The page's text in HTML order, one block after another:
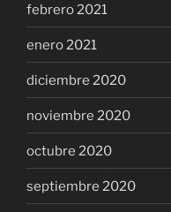
febrero 2021
enero 2021
diciembre 2020
noviembre 2020
octubre 2020
septiembre 2020